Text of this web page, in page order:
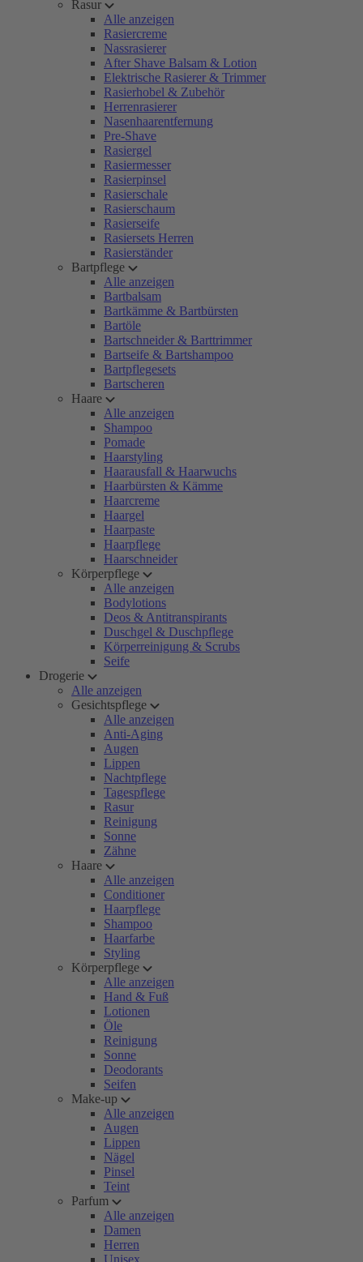
Rasur
Alle anzeigen
Rasiercreme
Nassrasierer
After Shave Balsam & Lotion
Elektrische Rasierer & Trimmer
Rasierhobel & Zubehör
Herrenrasierer
Nasenhaarentfernung
Pre-Shave
Rasiergel
Rasiermesser
Rasierpinsel
Rasierschale
Rasierschaum
Rasierseife
Rasiersets Herren
Rasierständer
Bartpflege
Alle anzeigen
Bartbalsam
Bartkämme & Bartbürsten
Bartöle
Bartschneider & Barttrimmer
Bartseife & Bartshampoo
Bartpflegesets
Bartscheren
Haare
Alle anzeigen
Shampoo
Pomade
Haarstyling
Haarausfall & Haarwuchs
Haarbürsten & Kämme
Haarcreme
Haargel
Haarpaste
Haarpflege
Haarschneider
Körperpflege
Alle anzeigen
Bodylotions
Deos & Antitranspirants
Duschgel & Duschpflege
Körperreinigung & Scrubs
Seife
Drogerie
Alle anzeigen
Gesichtspflege
Alle anzeigen
Anti-Aging
Augen
Lippen
Nachtpflege
Tagespflege
Rasur
Reinigung
Sonne
Zähne
Haare
Alle anzeigen
Conditioner
Haarpflege
Shampoo
Haarfarbe
Styling
Körperpflege
Alle anzeigen
Hand & Fuß
Lotionen
Öle
Reinigung
Sonne
Deodorants
Seifen
Make-up
Alle anzeigen
Augen
Lippen
Nägel
Pinsel
Teint
Parfum
Alle anzeigen
Damen
Herren
Unisex